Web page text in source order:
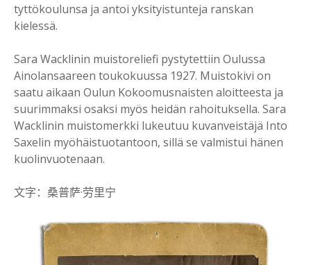
tyttökoulunsa ja antoi yksityistunteja ranskan
kielessä.
Sara Wacklinin muistoreliefi pystytettiin Oulussa
Ainolansaareen toukokuussa 1927. Muistokivi on
saatu aikaan Oulun Kokoomusnaisten aloitteesta ja
suurimmaksi osaksi myös heidän rahoituksella. Sara
Wacklinin muistomerkki lukeutuu kuvanveistäjä Into
Saxelin myöhäistuotantoon, sillä se valmistui hänen
kuolinvuotenaan.
文字：桑普萨·劳里宁